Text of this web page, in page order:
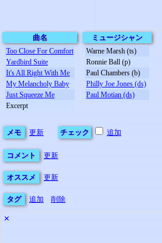
曲名
Too Close For Comfort
Yardbird Suite
It's All Right With Me
My Melancholy Baby
Just Squeeze Me
Excerpt
ミュージシャン
Warne Marsh (ts)
Ronnie Ball (p)
Paul Chambers (b)
Philly Joe Jones (ds)
Paul Motian (ds)
メモ 更新 チェック 追加
コメント 更新
オススメ 更新
タグ 追加 削除
✕